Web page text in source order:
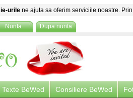
urile ne ajuta sa oferim serviciile noastre.
Nunta Dupa nunta
Texte BeWed Consiliere BeWed